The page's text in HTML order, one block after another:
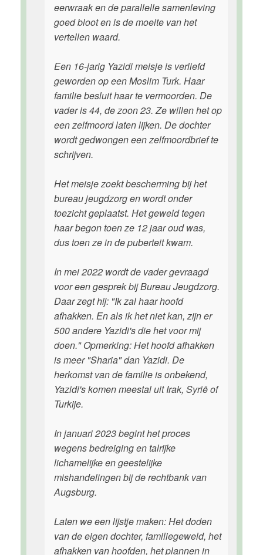
eerwraak en de parallelle samenleving
goed bloot en is de moeite van het
vertellen waard.
Een 16-jarig Yazidi meisje is verliefd
geworden op een Moslim Turk. Haar
familie besluit haar te vermoorden. De
vader is 44, de zoon 23. Ze willen het op
een zelfmoord laten lijken. De dochter
wordt gedwongen een zelfmoordbrief te
schrijven.
Het meisje zoekt bescherming bij het
bureau jeugdzorg en wordt onder
toezicht geplaatst. Het geweld tegen
haar begon toen ze 12 jaar oud was,
dus toen ze in de puberteit kwam.
In mei 2022 wordt de vader gevraagd
voor een gesprek bij Bureau Jeugdzorg.
Daar zegt hij: "Ik zal haar hoofd
afhakken. En als ik het niet kan, zijn er
500 andere Yazidi's die het voor mij
doen." Opmerking: Het hoofd afhakken
is meer "Sharia" dan Yazidi. De
herkomst van de familie is onbekend,
Yazidi's komen meestal uit Irak, Syrië of
Turkije.
In januari 2023 begint het proces
wegens bedreiging en talrijke
lichamelijke en geestelijke
mishandelingen bij de rechtbank van
Augsburg.
Laten we een lijstje maken: Het doden
van de eigen dochter, familiegeweld, het
afhakken van hoofden, het plannen in